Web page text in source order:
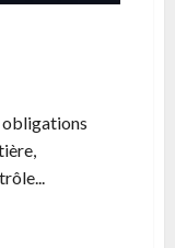
obligations